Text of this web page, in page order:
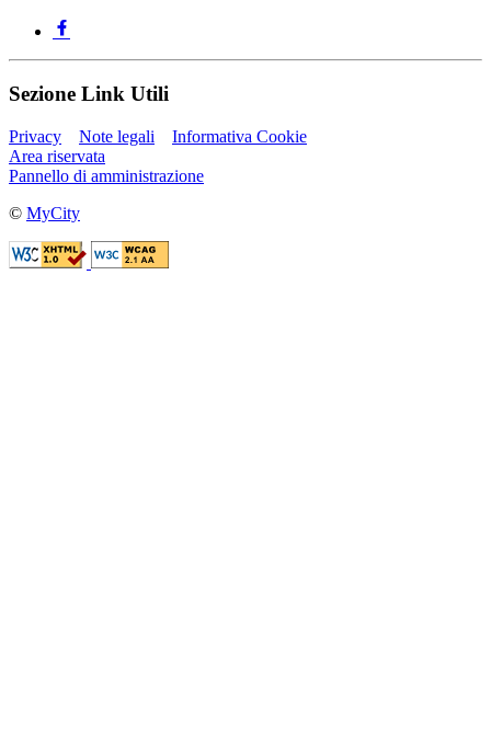
Sezione Link Utili
Privacy Note legali
Informativa Cookie
Area riservata
Pannello di amministrazione
© MyCity